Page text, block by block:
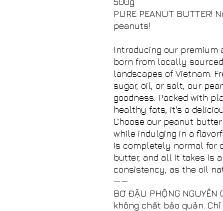
PURE PEANUT BUTTER!
peanuts!
Introducing our premium
born from locally
landscapes of Vietnam.
sugar, oil, or salt, our
goodness. Packed with
healthy fats, it's a
Choose our peanut
while indulging in a
is completely normal for
butter, and all it takes is
consistency, as the oil
——
BƠ ĐẬU PHỘNG
không chất bảo quản.